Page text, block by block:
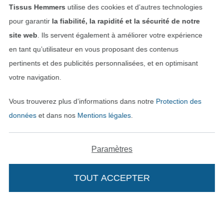
Tissu french terry gratté, noir
14,07 € / m
Tissus Hemmers utilise des cookies et d’autres technologies
pour garantir la fiabilité, la rapidité et la sécurité de notre
site web . Ils servent également à améliorer votre expérience
en tant qu’utilisateur en vous proposant des contenus
pertinents et des publicités personnalisées, et en optimisant
votre navigation.
Vous trouverez plus d’informations dans notre Protection des
donnéeset dans nos Mentions légales.
Paramètres
TOUT ACCEPTER